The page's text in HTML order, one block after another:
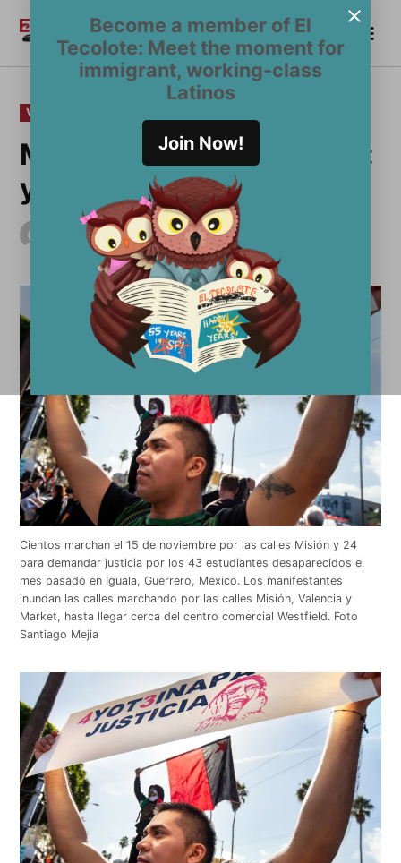
Become a member of El
Tecolote: Meet the moment for
immigrant, working-class
Latinos
Join Now!
contenido
El
Tecolote
Become a Member
PUBLICADO
EN
VOCES
Matando con impunidad:
ya nos cansamos
El Tecolote Staff
noviembre 24, 2014
Cientos marchan el 15 de noviembre por las calles Misión y 24
para demandar justicia por los 43 estudiantes desaparecidos el
mes pasado en Iguala, Guerrero, Mexico. Los manifestantes
inundan las calles marchando por las calles Misión, Valencia y
Market, hasta llegar cerca del centro comercial Westfield. Foto
Santiago Mejia